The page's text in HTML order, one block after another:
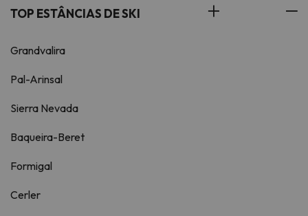
TOP ESTÂNCIAS DE SKI
Grandvalira
Pal-Arinsal
Sierra Nevada
Baqueira-Beret
Formigal
Cerler